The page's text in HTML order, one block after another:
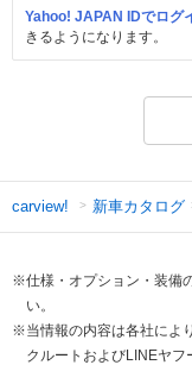
Yahoo! JAPAN IDでログ
きるようになります。
carview! 新車カタログ
※仕様・オプション・装備
い。
※当情報の内容は各社によ
クルートおよびLINEヤ